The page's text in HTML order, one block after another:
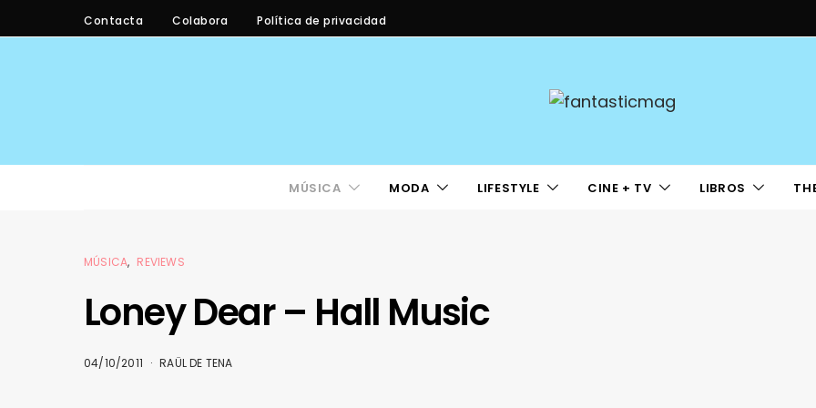
Contacta Colabora Política de privacidad
MÚSICA MODA LIFESTYLE CINE + TV LIBROS
MÚSICA REVIEWS
Loney Dear – Hall Music
04/10/2011 RAÜL DE TENA